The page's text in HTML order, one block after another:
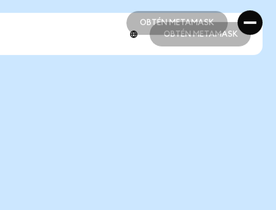
OBTÉN METAMASK
OBTÉN METAMASK
OBTÉN METAMASK